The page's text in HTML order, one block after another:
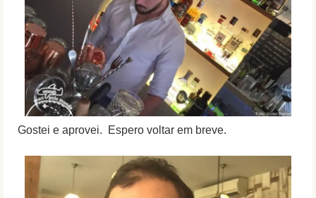
Gostei e aprovei. Espero voltar em breve.